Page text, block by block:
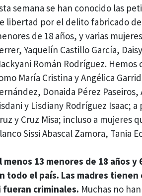
semana se han conocido las
libertad por el delito fabricado
de 18 años, y varias
Yaquelín Castillo García,
Román Rodríguez.
María Cristina y Angélica
Donaida Pérez
y Lisdiany Rodríguez Isaac;
y Cruz Misa; incluso a mujeres
Sissi Abascal Zamora, Tania
menos 13 menores de 18 años
todo el país. Las madres
fueran criminales. Muchas no